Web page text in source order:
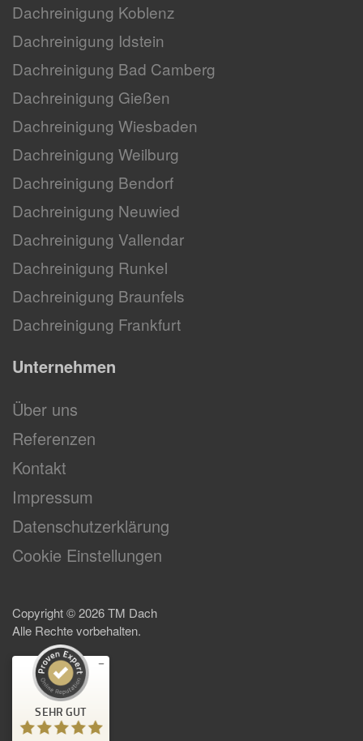
Dachreinigung Koblenz
Dachreinigung Idstein
Dachreinigung Bad Camberg
Dachreinigung Gießen
Dachreinigung Wiesbaden
Dachreinigung Weilburg
Dachreinigung Bendorf
Dachreinigung Neuwied
Dachreinigung Vallendar
Dachreinigung Runkel
Dachreinigung Braunfels
Dachreinigung Frankfurt
Unternehmen
Über uns
Referenzen
Kontakt
Impressum
Datenschutzerklärung
Cookie Einstellungen
Copyright ©2026TM Dach
Alle Rechte vorbehalten.
SEHR GUT
Kundenbewertungen und Erfahrungen zu